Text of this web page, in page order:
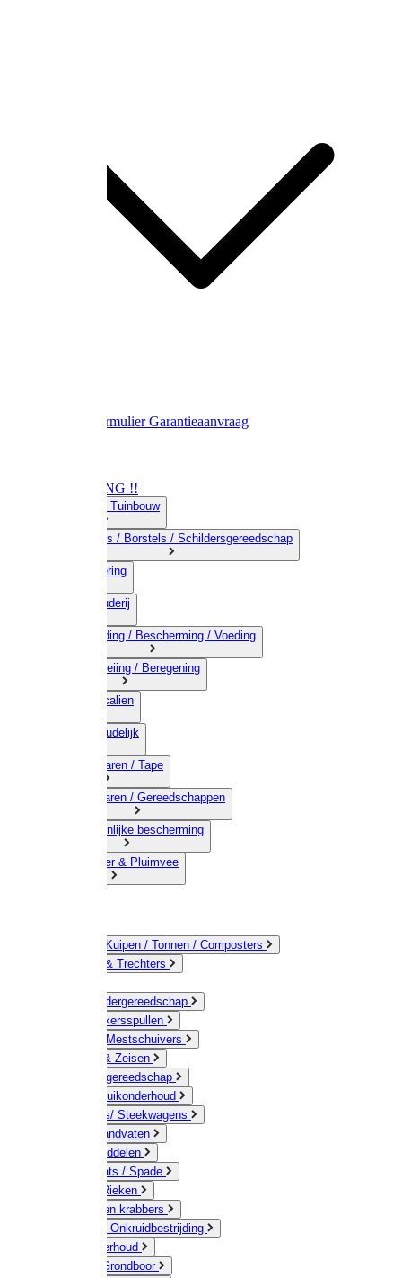
RetourformulierGarantieaanvraag
OPRUIMING !!
01) Land-& Tuinbouw
02) Bezems / Borstels / Schildersgereedschap
03) Afrastering
04) Veehouderij
05) Bestrijding / Bescherming / Voeding
06) Besproeiing / Beregening
07) Chemicalien
08) Huishoudelijk
09) Touwwaren / Tape
10) IJzerwaren / Gereedschappen
11) Persoonlijke bescherming
12) Kleindier & Pluimvee
Emmers / Kuipen / Tonnen / Composters
Jerrycans & Trechters
Hand-/ Kindergereedschap
Stratenmakersspullen
Sneeuw- / Mestschuivers
Baggeren & Zeisen
Elektrisch gereedschap
Boom / Struikonderhoud
Kruiwagens/ Steekwagens
Stelen / Handvaten
Tuinhulpmiddelen
Schop / Bats / Spade
Vorken & Rieken
Cultivator en krabbers
Schoffels / Onkruidbestrijding
Gazononderhoud
Hamers / Grondboor